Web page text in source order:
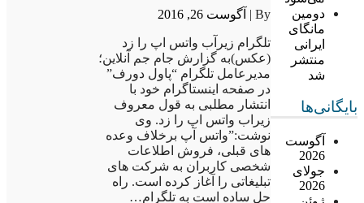
دومین
مانگای
ایرانی
منتشر
شد
بایگانی‌ها
آگوست
2026
جولای
2026
By | آگوست 26, 2016
تلگرام زیرآب واتس اپ را زد
(عکس)به گزارش جام جم آنلاین؛
مدیرعامل تلگرام “پاول دورف”
در صفحه اینستاگرام خود با
انتشار مطلبی به قول معروف
زیراب واتس اپ را زد. وی
نوشت:”واتس آپ برخلاف وعده
های قبلی، فروش اطلاعات
شخصی کاربران به شرکت های
تبلیغاتی را آغاز کرده است. راه
حل ساده است به تلگرام…